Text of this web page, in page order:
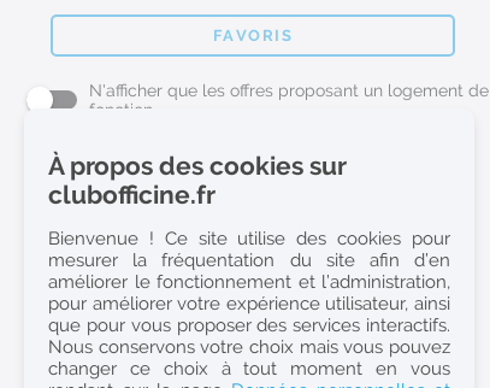
FAVORIS
N'afficher que les offres proposant un logement de
fonction
L'emploi Pharmacie par métier
Pharmacien (H/F)
Préparateur en Pharmacie (H/F)
Etudiant en Pharmacie (H/F)
Etudiant en Pharmacie 6e année validée (H/F)
Conseiller Dermo Cosmetique - Esthéticienne (H/F)
À propos des cookies sur
clubofficine.fr
Bienvenue ! Ce site utilise des cookies pour
mesurer la fréquentation du site afin d’en
améliorer le fonctionnement et l’administration,
pour améliorer votre expérience utilisateur, ainsi
que pour vous proposer des services interactifs.
Nous conservons votre choix mais vous pouvez
changer ce choix à tout moment en vous